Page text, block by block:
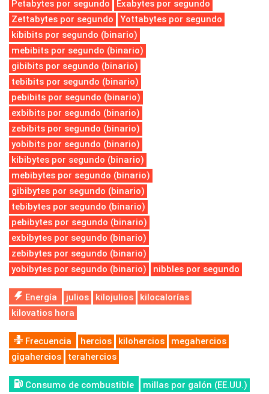
Petabytes por segundo
Exabytes por segundo
Zettabytes por segundo
Yottabytes por segundo
kibibits por segundo (binario)
mebibits por segundo (binario)
gibibits por segundo (binario)
tebibits por segundo (binario)
pebibits por segundo (binario)
exbibits por segundo (binario)
zebibits por segundo (binario)
yobibits por segundo (binario)
kibibytes por segundo (binario)
mebibytes por segundo (binario)
gibibytes por segundo (binario)
tebibytes por segundo (binario)
pebibytes por segundo (binario)
exbibytes por segundo (binario)
zebibytes por segundo (binario)
yobibytes por segundo (binario)
nibbles por segundo
Energía julios kilojulios
kilocalorías
kilovatios hora
Frecuencia hercios kilohercios
megahercios
gigahercios
terahercios
Consumo de combustible
millas por galón (EE.UU.)